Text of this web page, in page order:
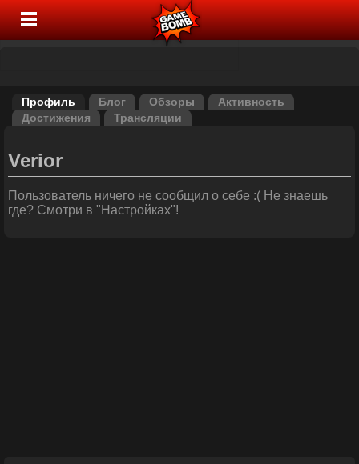
Профиль Блог Обзоры
Активность
Достижения
Трансляции
Verior
Пользователь ничего не сообщил о себе :( Не знаешь
где? Смотри в "Настройках"!